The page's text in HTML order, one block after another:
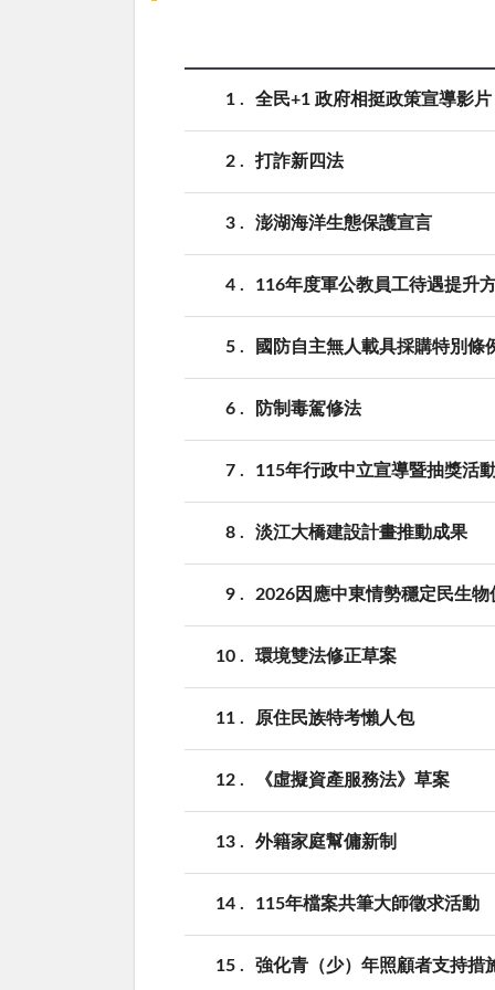
1 全民+1 政府相挺政策宣導影片
2 打詐新四法
3 澎湖海洋生態保護宣言
4 116年度軍公教員工待遇提升
5 國防自主無人載具採購特別條
6 防制毒駕修法
7 115年行政中立宣導暨抽獎活
8 淡江大橋建設計畫推動成果
9 2026因應中東情勢穩定民生物
10 環境雙法修正草案
11 原住民族特考懶人包
12 《虛擬資產服務法》草案
13 外籍家庭幫傭新制
14 115年檔案共筆大師徵求活動
15 強化青（少）年照顧者支持措